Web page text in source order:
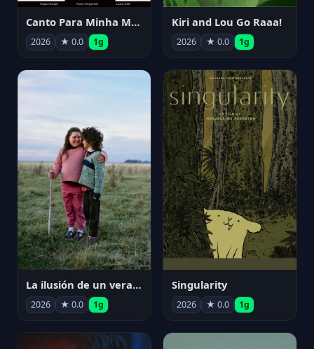
Canto Para Minha Morte
2026 ★ 0.0 1g
Kiri and Lou Go Raaa!
2026 ★ 0.0 1g
La ilusión de un verano sin fin
2026 ★ 0.0 1g
Singularity
2026 ★ 0.0 1g